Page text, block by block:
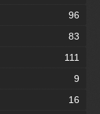
96
83
111
9
16